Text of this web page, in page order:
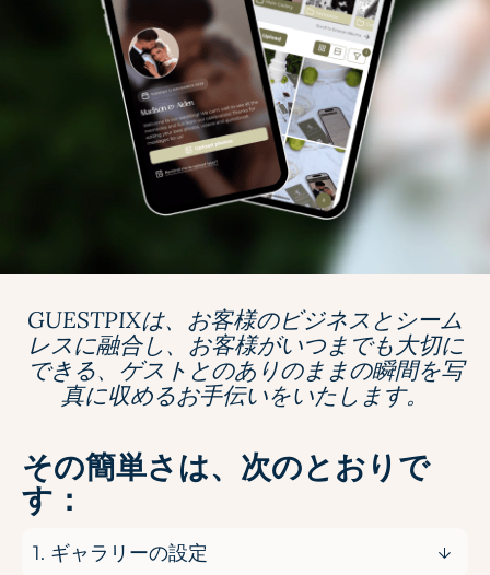
GUESTPIXは、お客様のビジネスとシーム
レスに融合し、お客様がいつまでも大切に
できる、ゲストとのありのままの瞬間を写
真に収めるお手伝いをいたします。
その簡単さは、次のとおりで
す：
1. ギャラリーの設定